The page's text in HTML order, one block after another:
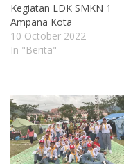
Kegiatan LDK SMKN 1
Ampana Kota
10 October 2022
In "Berita"